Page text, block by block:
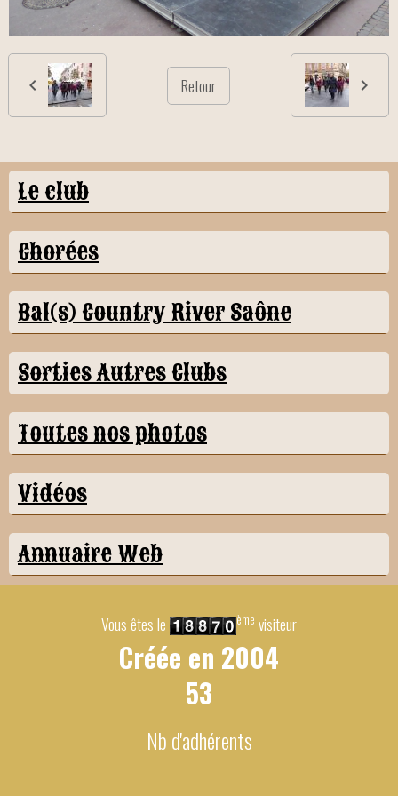
Retour
Le club
Chorées
Bal(s) Country River Saône
Sorties Autres Clubs
Toutes nos photos
Vidéos
Annuaire Web
Vous êtes le ème visiteur
Créée en 2004
53
Nb d'adhérents